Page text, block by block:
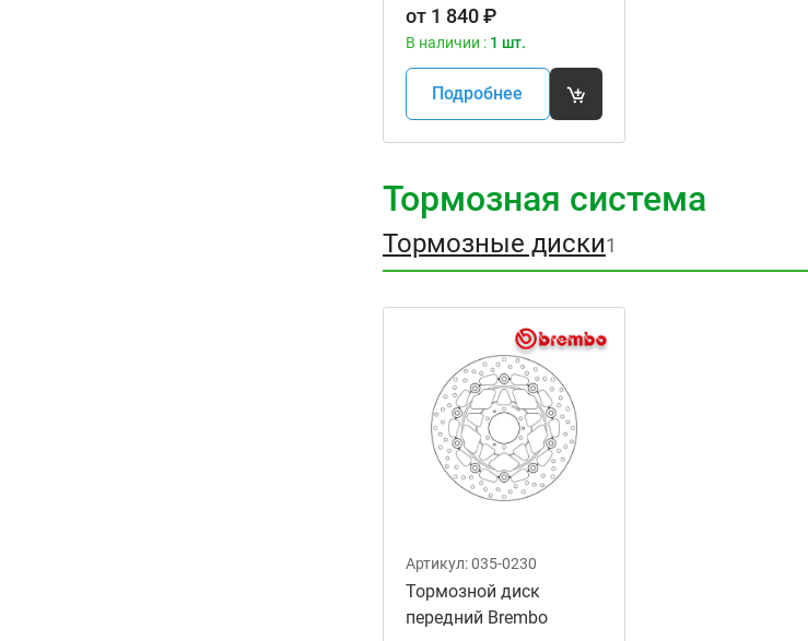
MOTION PRO 11-0084
от 1 840₽
В наличии : 1 шт.
Подробнее
Тормозная система
Тормозные диски1
Артикул:035-0230
Тормозной диск
передний Brembo